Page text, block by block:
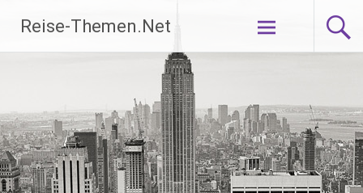
Inhalt
springen
Reise-Themen.Net